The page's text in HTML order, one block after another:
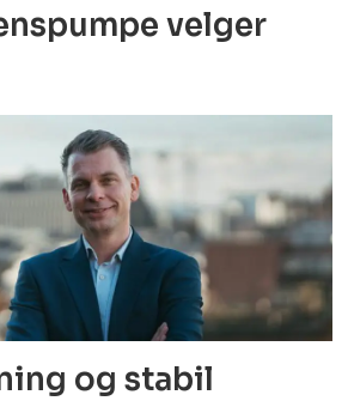
velger
og stabil